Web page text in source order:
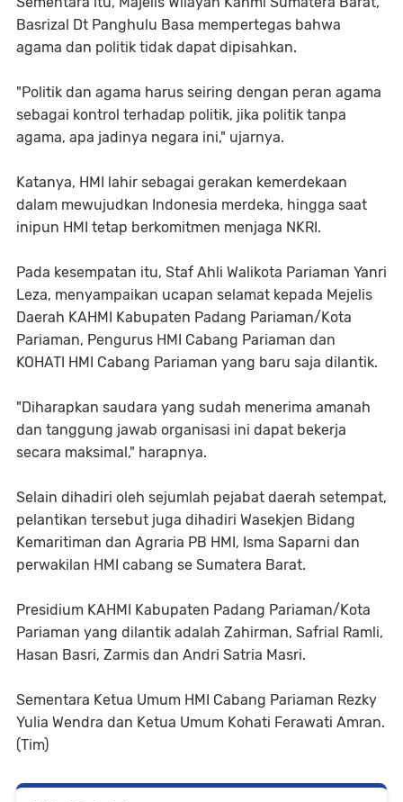
Basrizal Dt Panghulu Basa mempertegas bahwa
agama dan politik tidak dapat dipisahkan.
"Politik dan agama harus seiring dengan peran agama
sebagai kontrol terhadap politik, jika politik tanpa
agama, apa jadinya negara ini," ujarnya.
Katanya, HMI lahir sebagai gerakan kemerdekaan
dalam mewujudkan Indonesia merdeka, hingga saat
inipun HMI tetap berkomitmen menjaga NKRI.
Pada kesempatan itu, Staf Ahli Walikota Pariaman Yanri
Leza, menyampaikan ucapan selamat kepada Mejelis
Daerah KAHMI Kabupaten Padang Pariaman/Kota
Pariaman, Pengurus HMI Cabang Pariaman dan
KOHATI HMI Cabang Pariaman yang baru saja dilantik.
"Diharapkan saudara yang sudah menerima amanah
dan tanggung jawab organisasi ini dapat bekerja
secara maksimal," harapnya.
Selain dihadiri oleh sejumlah pejabat daerah setempat,
pelantikan tersebut juga dihadiri Wasekjen Bidang
Kemaritiman dan Agraria PB HMI, Isma Saparni dan
perwakilan HMI cabang se Sumatera Barat.
Presidium KAHMI Kabupaten Padang Pariaman/Kota
Pariaman yang dilantik adalah Zahirman, Safrial Ramli,
Hasan Basri, Zarmis dan Andri Satria Masri.
Sementara Ketua Umum HMI Cabang Pariaman Rezky
Yulia Wendra dan Ketua Umum Kohati Ferawati Amran.
(Tim)